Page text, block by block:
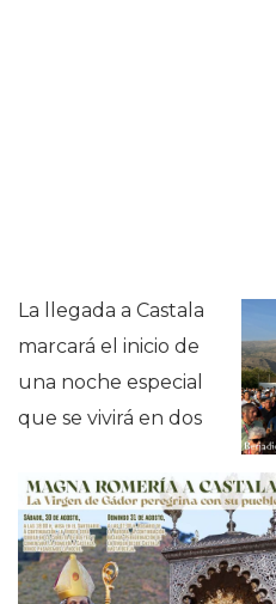
La llegada a Castala
marcará el inicio de
una noche especial
que se vivirá en dos